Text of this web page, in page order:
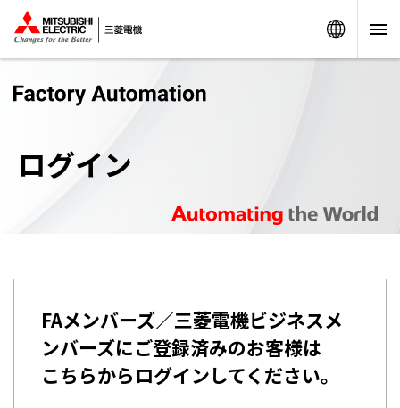
ログイン
FAメンバーズ／三菱電機ビジネスメ
ンバーズにご登録済みのお客様は
こちらからログインしてください。